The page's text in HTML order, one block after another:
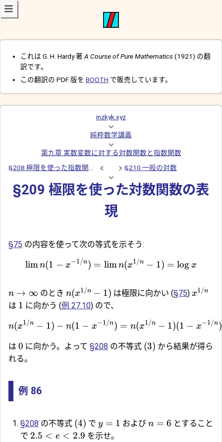
これは G. H. Hardy 著 A Course of Pure Mathematics(1921) の翻
訳です。
この翻訳の PDF 版を BOOTH で販売しています。
inzkyk.xyz
純粋数学講義
第九章 実数変数に対する対数関数と指数関数
§210 一般の対数
§209 極限を使った対数関数の表
現
§75 の内容を使って次の等式を示そう:
limn(1 − x−1/n) = limn(x1/n − 1) = log x
n → ∞ のとき n(x1/n − 1) は極限に向かい (§75)x1/n
は 1 に向かう (例 27.10) ので、
n(x1/n − 1) − n(1 − x−1/n) = n(x1/n − 1)(1 − x−1/n)
は 0 に向かう。よって §208 の不等式 (3) から結果が得ら
れる。
例 86
§208 の不等式 (4) で y = 1 およびn = 6 とすること
で 2.5 < e < 2.9 を示せ。